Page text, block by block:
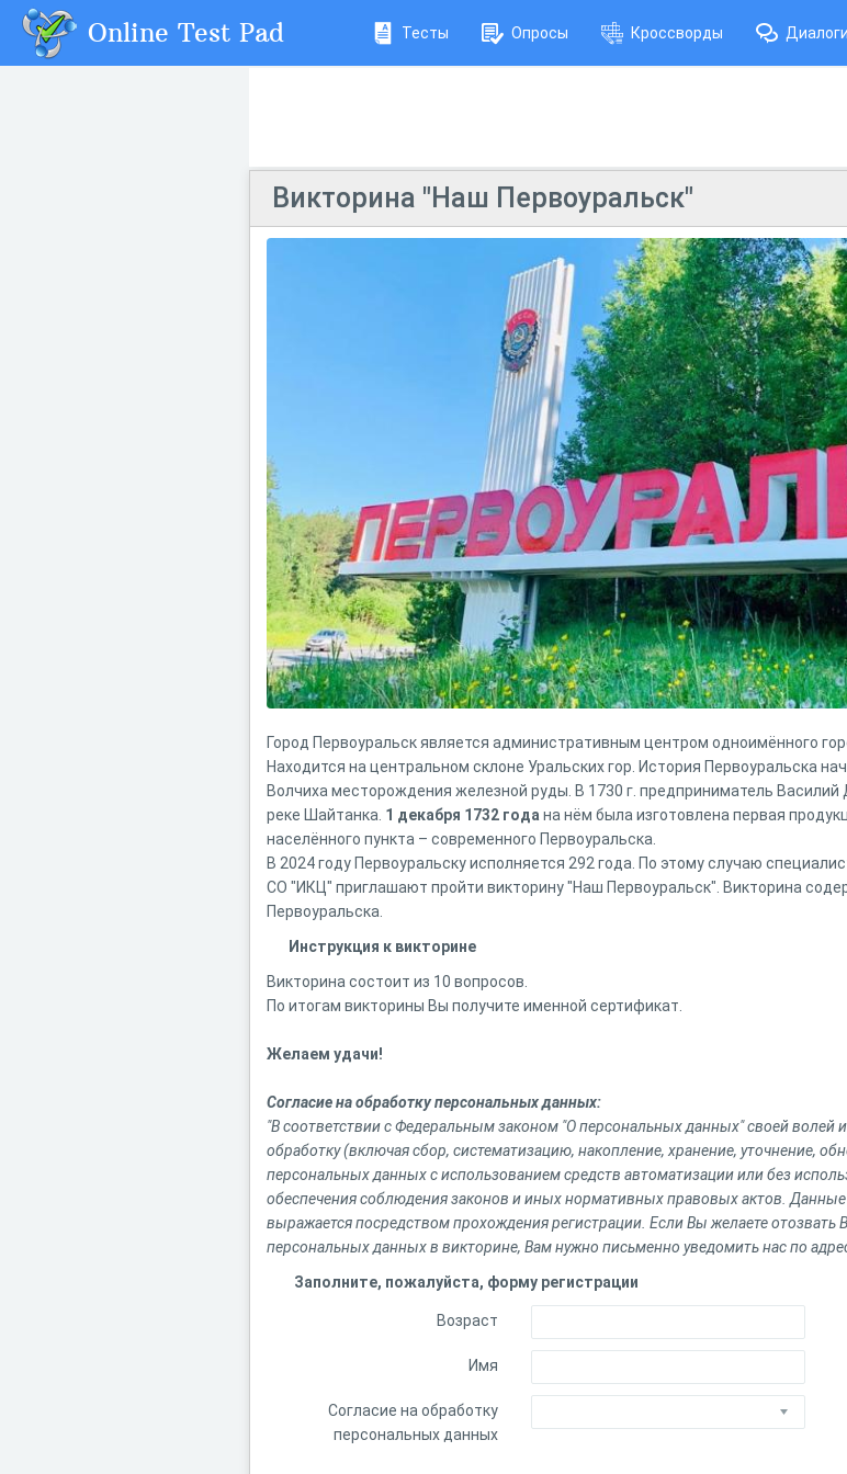
Online Test Pad Тесты Опросы Кроссворды Диалоги
Викторина "Наш Первоуральск"
Город Первоуральск является административным центром одноимённого
Находится на центральном склоне Уральских гор. История Первоуральска
Волчиха месторождения железной руды. В 1730 г. предприниматель
реке Шайтанка. 1 декабря 1732 года на нём была изготовлена первая
населённого пункта – современного Первоуральска.
В 2024 году Первоуральску исполняется 292 года. По этому случаю
СО "ИКЦ" приглашают пройти викторину "Наш Первоуральск". Викторина
Первоуральска.
Инструкция к викторине
Викторина состоит из 10 вопросов.
По итогам викторины Вы получите именной сертификат.
Желаем удачи!
Согласие на обработку персональных данных:
"В соответствии с Федеральным законом "О персональных данных" своей
обработку (включая сбор, систематизацию, накопление, хранение, уточнение,
персональных данных с использованием средств автоматизации или без
обеспечения соблюдения законов и иных нормативных правовых актов.
выражается посредством прохождения регистрации. Если Вы желаете отозвать
персональных данных в викторине, Вам нужно письменно уведомить нас по
Заполните, пожалуйста, форму регистрации
Возраст
Имя
Согласие на обработку
персональных данных